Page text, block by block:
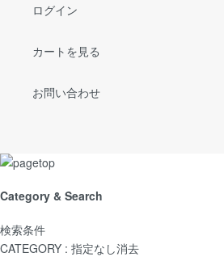
ログイン
カートを見る
お問い合わせ
Category & Search
検索条件
CATEGORY : 指定なし消去